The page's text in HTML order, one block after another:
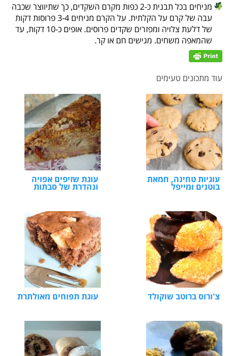
מניחים בכל תבנית כ-2 כפות מקרם השקדים, כך שתיווצר שכבה
עבה של קרם על הקלתית. על הקרם מניחים 3-4 פרוסות דקות
של דלעת צלויה ומפזרים שקדים פרוסים. אופים כ-10 דקות, עד
שהמאפה משחים. מגישים חם או קר.
עוד מתכונים טעימים
עוגיות טחינה, חמאת
בוטנים ומייפל
עוגת שזיפים אפויה
ונהדרת של סבתות
צ'ורוס ברוטב שוקולד עוגת תפוחים מאולתרת